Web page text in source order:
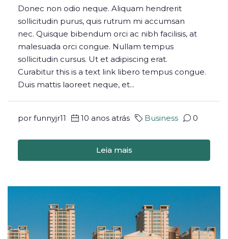
Donec non odio neque. Aliquam hendrerit
sollicitudin purus, quis rutrum mi accumsan
nec. Quisque bibendum orci ac nibh facilisis, at
malesuada orci congue. Nullam tempus
sollicitudin cursus. Ut et adipiscing erat.
Curabitur this is a text link libero tempus congue.
Duis mattis laoreet neque, et...
por funnyjr11 10 anos atrás Business 0
Leia mais